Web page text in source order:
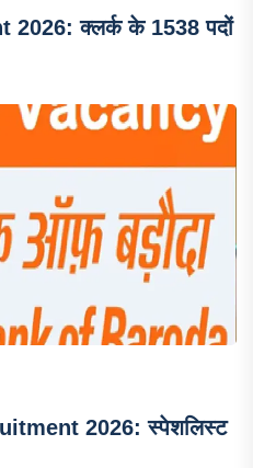
क्लर्क के 1538 पदों
2026: स्पेशलिस्ट